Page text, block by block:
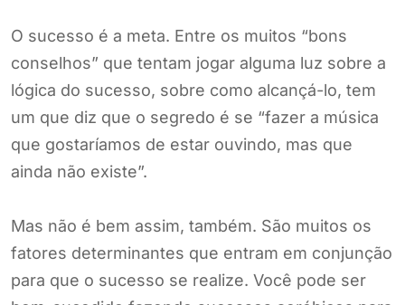
O sucesso é a meta. Entre os muitos “bons
conselhos” que tentam jogar alguma luz sobre a
lógica do sucesso, sobre como alcançá-lo, tem
um que diz que o segredo é se “fazer a música
que gostaríamos de estar ouvindo, mas que
ainda não existe”.
Mas não é bem assim, também. São muitos os
fatores determinantes que entram em conjunção
para que o sucesso se realize. Você pode ser